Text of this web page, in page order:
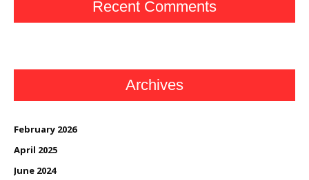
Recent Comments
Archives
February 2026
April 2025
June 2024